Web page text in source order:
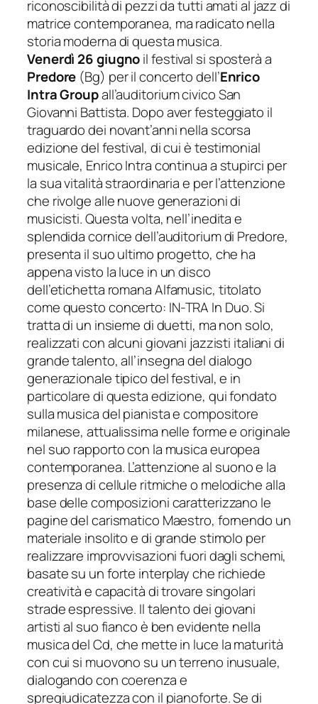
riconoscibilità di pezzi da tutti amati al jazz di
matrice contemporanea, ma radicato nella
storia moderna di questa musica.
Venerdì 26 giugnoil festival si sposterà a
Predore (Bg) per il concerto dell’Enrico
Intra Groupall’auditorium civico San
Giovanni Battista. Dopo aver festeggiato il
traguardo dei novant’anni nella scorsa
edizione del festival, di cui è testimonial
musicale, Enrico Intra continua a stupirci per
la sua vitalità straordinaria e per l’attenzione
che rivolge alle nuove generazioni di
musicisti. Questa volta, nell’inedita e
splendida cornice dell’auditorium di Predore,
presenta il suo ultimo progetto, che ha
appena visto la luce in un disco
dell’etichetta romana Alfamusic, titolato
come questo concerto: IN-TRA In Duo. Si
tratta di un insieme di duetti, ma non solo,
realizzati con alcuni giovani jazzisti italiani di
grande talento, all’insegna del dialogo
generazionale tipico del festival, e in
particolare di questa edizione, qui fondato
sulla musica del pianista e compositore
milanese, attualissima nelle forme e originale
nel suo rapporto con la musica europea
contemporanea. L’attenzione al suono e la
presenza di cellule ritmiche o melodiche alla
base delle composizioni caratterizzano le
pagine del carismatico Maestro, fornendo un
materiale insolito e di grande stimolo per
realizzare improvvisazioni fuori dagli schemi,
basate su un forte interplay che richiede
creatività e capacità di trovare singolari
strade espressive. Il talento dei giovani
artisti al suo fianco è ben evidente nella
musica del Cd, che mette in luce la maturità
con cui si muovono su un terreno inusuale,
dialogando concoerenza e
spregiudicatezza con il pianoforte. Se di